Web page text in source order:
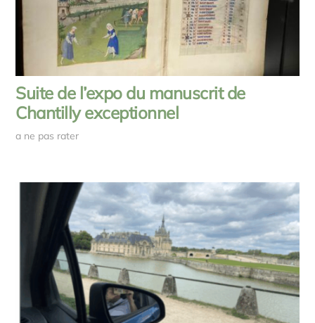
Suite de l’expo du manuscrit de
Chantilly exceptionnel
a ne pas rater